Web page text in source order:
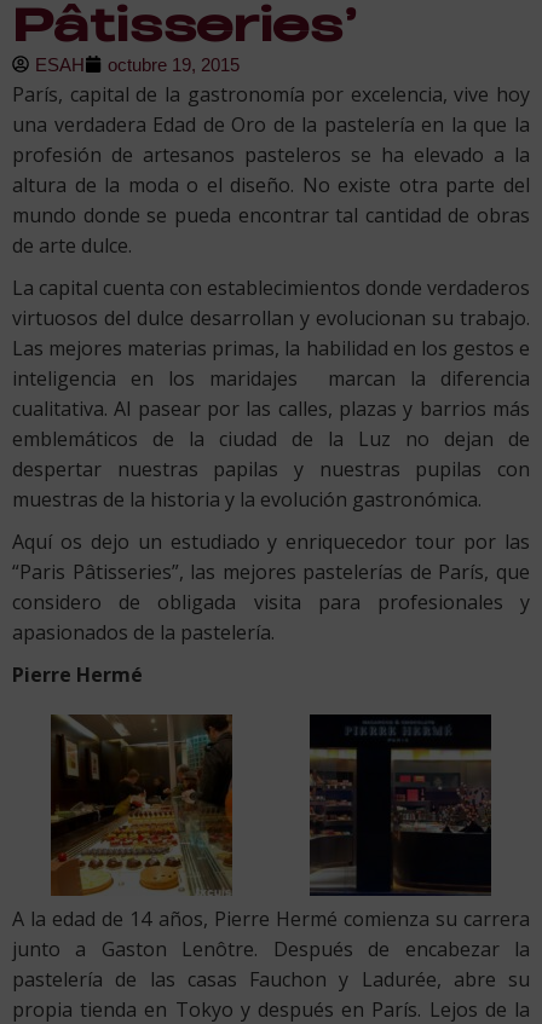
Pâtisseries’
ESAH octubre 19, 2015
París, capital de la gastronomía por excelencia, vive hoy
una verdadera Edad de Oro de la pastelería en la que la
profesión de artesanos pasteleros se ha elevado a la
altura de la moda o el diseño. No existe otra parte del
mundo donde se pueda encontrar tal cantidad de obras
de arte dulce.
La capital cuenta con establecimientos donde verdaderos
virtuosos del dulce desarrollan y evolucionan su trabajo.
Las mejores materias primas, la habilidad en los gestos e
inteligencia en los maridajes marcan la diferencia
cualitativa. Al pasear por las calles, plazas y barrios más
emblemáticos de la ciudad de la Luz no dejan de
despertar nuestras papilas y nuestras pupilas con
muestras de la historia y la evolución gastronómica.
Aquí os dejo un estudiado y enriquecedor tour por las
“Paris Pâtisseries”, las mejores pastelerías de París, que
considero de obligada visita para profesionales y
apasionados de la pastelería.
Pierre Hermé
A la edad de 14 años, Pierre Hermé comienza su carrera
junto a Gaston Lenôtre. Después de encabezar la
pastelería de las casas Fauchon y Ladurée, abre su
propia tienda en Tokyo y después en París. Lejos de la